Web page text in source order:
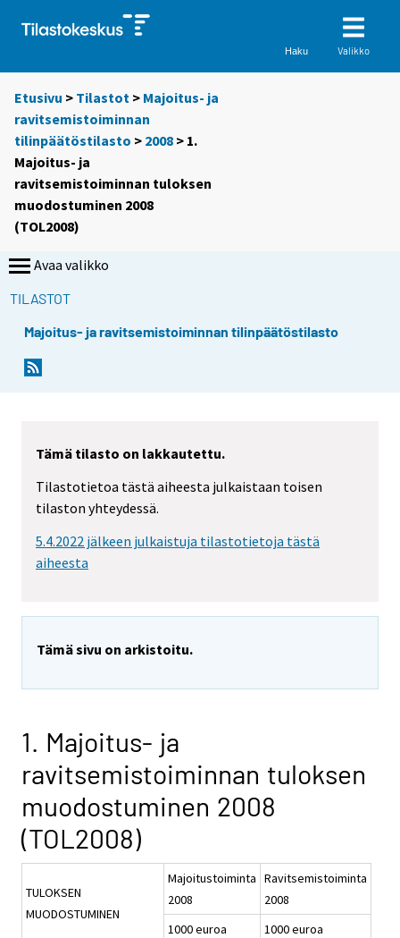
Haku Valikko
Etusivu > Tilastot > Majoitus- ja
ravitsemistoiminnan
tilinpäätöstilasto > 2008 > 1.
Majoitus- ja
ravitsemistoiminnan tuloksen
muodostuminen 2008
(TOL2008)
Avaa valikko
TILASTOT
Majoitus- ja ravitsemistoiminnan tilinpäätöstilasto
Tämä tilasto on lakkautettu.
Tilastotietoa tästä aiheesta julkaistaan toisen
tilaston yhteydessä.
5.4.2022 jälkeen julkaistuja tilastotietoja tästä
aiheesta
Tämä sivu on arkistoitu.
1. Majoitus- ja
ravitsemistoiminnan tuloksen
muodostuminen 2008
(TOL2008)
TULOKSEN
MUODOSTUMINEN
Majoitustoiminta
2008
Ravitsemistoiminta
2008
1000 euroa
1000 euroa